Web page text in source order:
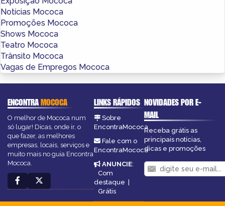
Notícias Mococa
Promoções Mococa
Shows Mococa
Teatro Mococa
Trânsito Mococa
Vagas de Empregos Mococa
ENCONTRAMOCOCA
O melhor de Mococa num
só lugar! Dicas, onde ir, o
que fazer, as melhores
empresas, locais, serviços e
muito mais no guia Encontra
Mococa.
LINKS RÁPIDOS
Sobre
EncontraMococa
Fale com o
EncontraMococa
ANUNCIE:
Com
destaque
Grátis
NOVIDADES POR E-
MAIL
Receba grátis as
principais notícias,
dicas e promoções